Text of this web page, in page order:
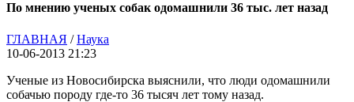
По мнению ученых собак одомашнили 36 тыс. лет назад
ГЛАВНАЯ /Наука
10-06-2013 21:23
Ученые из Новосибирска выяснили, что люди одомашнили
собачью породу где-то 36 тысяч лет тому назад.